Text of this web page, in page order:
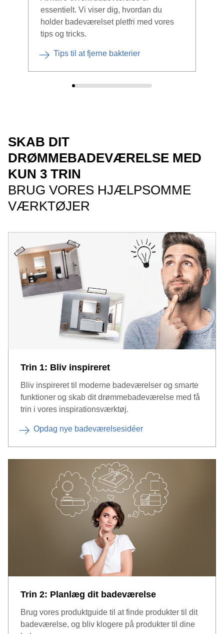
essentielt. Vi viser dig, hvordan du
holder badeværelset pletfri med vores
tips og tricks.
Tips til at fjerne bakterier
SKAB DIT
DRØMMEBADEVÆRELSE MED
KUN 3 TRIN
BRUG VORES HJÆLPSOMME
VÆRKTØJER
Trin 1: Bliv inspireret
Bliv inspireret til moderne badeværelser og smarte
funktioner og skab dit drømmebadeværelse med få
trin i vores inspirationsværktøj.
Opdag nye badeværelsesidéer
Trin 2: Planlæg dit badeværelse
Brug vores produktguide til at finde produkter til dit
badeværelse, og bliv klogere på produkter til dine